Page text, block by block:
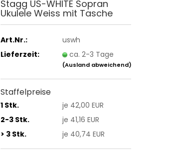
Stagg US-WHITE Sopran
Ukulele Weiss mit Tasche
Art.Nr.:
uswh
Lieferzeit:
ca. 2-3 Tage
(Ausland abweichend)
Staffelpreise
1 Stk.
je 42,00 EUR
2-3 Stk.
je 41,16 EUR
> 3 Stk.
je 40,74 EUR